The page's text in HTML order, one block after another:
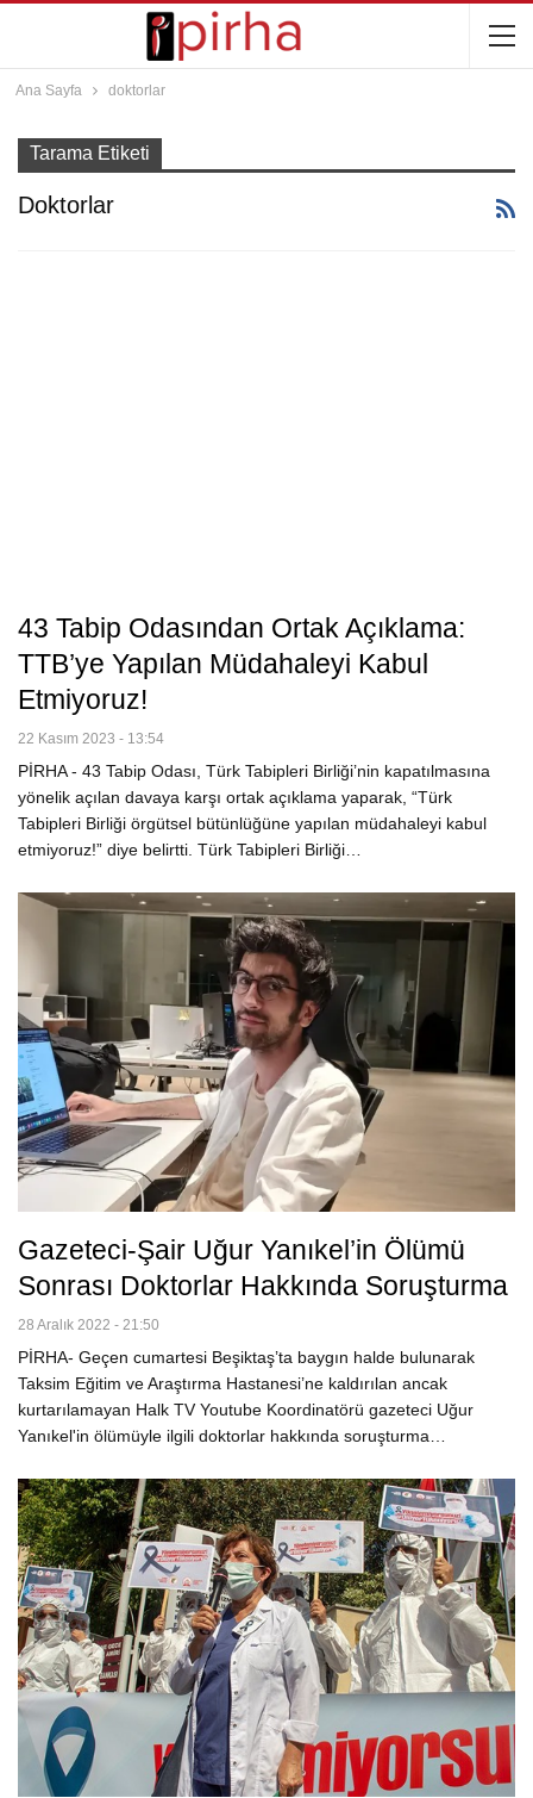
Ana Sayfa doktorlar
Tarama Etiketi
Doktorlar
43 Tabip Odasından Ortak Açıklama:
TTB’ye Yapılan Müdahaleyi Kabul
Etmiyoruz!
22 Kasım 2023 - 13:54
PİRHA - 43 Tabip Odası, Türk Tabipleri Birliği’nin kapatılmasına
yönelik açılan davaya karşı ortak açıklama yaparak, “Türk
Tabipleri Birliği örgütsel bütünlüğüne yapılan müdahaleyi kabul
etmiyoruz!” diye belirtti. Türk Tabipleri Birliği…
Gazeteci-Şair Uğur Yanıkel’in Ölümü
Sonrası Doktorlar Hakkında Soruşturma
28 Aralık 2022 - 21:50
PİRHA- Geçen cumartesi Beşiktaş’ta baygın halde bulunarak
Taksim Eğitim ve Araştırma Hastanesi’ne kaldırılan ancak
kurtarılamayan Halk TV Youtube Koordinatörü gazeteci Uğur
Yanıkel'in ölümüyle ilgili doktorlar hakkında soruşturma…